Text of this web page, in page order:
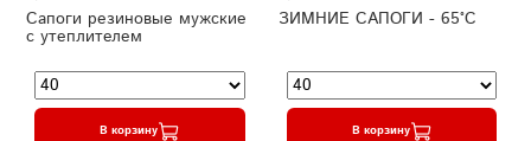
Сапоги резиновые мужские
с утеплителем
В корзину
ЗИМНИЕ САПОГИ - 65°C
В корзину